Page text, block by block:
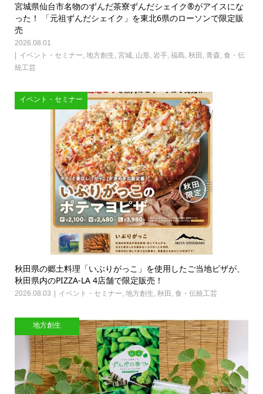
宮城県仙台市名物のずんだ茶寮ずんだシェイク®がアイスにな
った！ 「元祖ずんだシェイク」を東北6県のローソンで限定販
売
2026.08.01
イベント・セミナー, 地方創生, 宮城, 山形, 岩手, 福島, 秋田 , 青森, 食・伝
統工芸
イベント・セミナー
秋田県の郷土料理「いぶりがっこ」を使用したご当地ピザが、
秋田県内のPIZZA-LA 4店舗で限定販売！
2026.08.03 イベント・セミナー, 地方創生, 秋田 , 食・伝統工芸
地方創生